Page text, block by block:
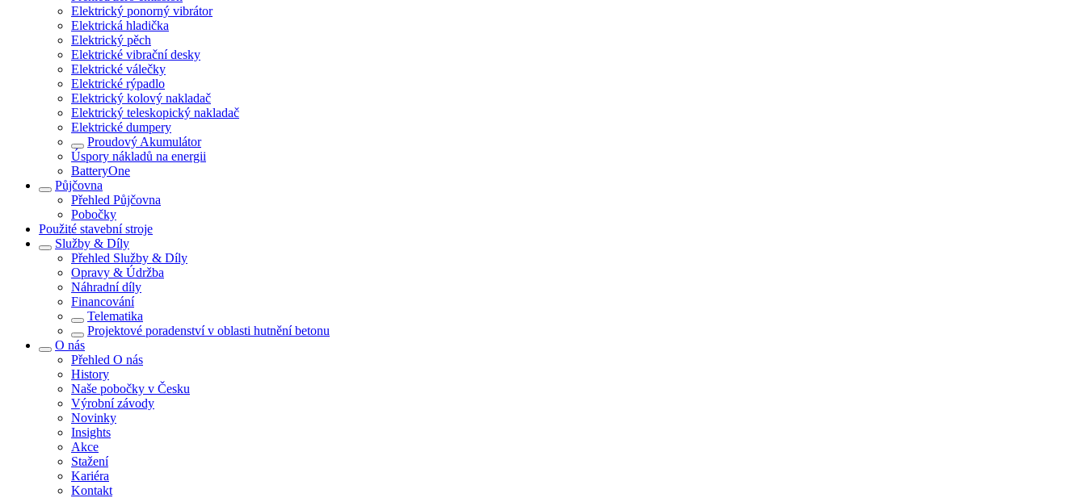
Elektrický ponorný vibrátor
Elektrická hladička
Elektrický pěch
Elektrické vibrační desky
Elektrické válečky
Elektrické rýpadlo
Elektrický kolový nakladač
Elektrický teleskopický nakladač
Elektrické dumpery
Proudový Akumulátor
Úspory nákladů na energii
BatteryOne
Půjčovna
Přehled Půjčovna
Pobočky
Použité stavební stroje
Služby & Díly
Přehled Služby & Díly
Opravy & Údržba
Náhradní díly
Financování
Telematika
Projektové poradenství v oblasti hutnění betonu
O nás
Přehled O nás
History
Naše pobočky v Česku
Výrobní závody
Novinky
Insights
Akce
Stažení
Kariéra
Kontakt